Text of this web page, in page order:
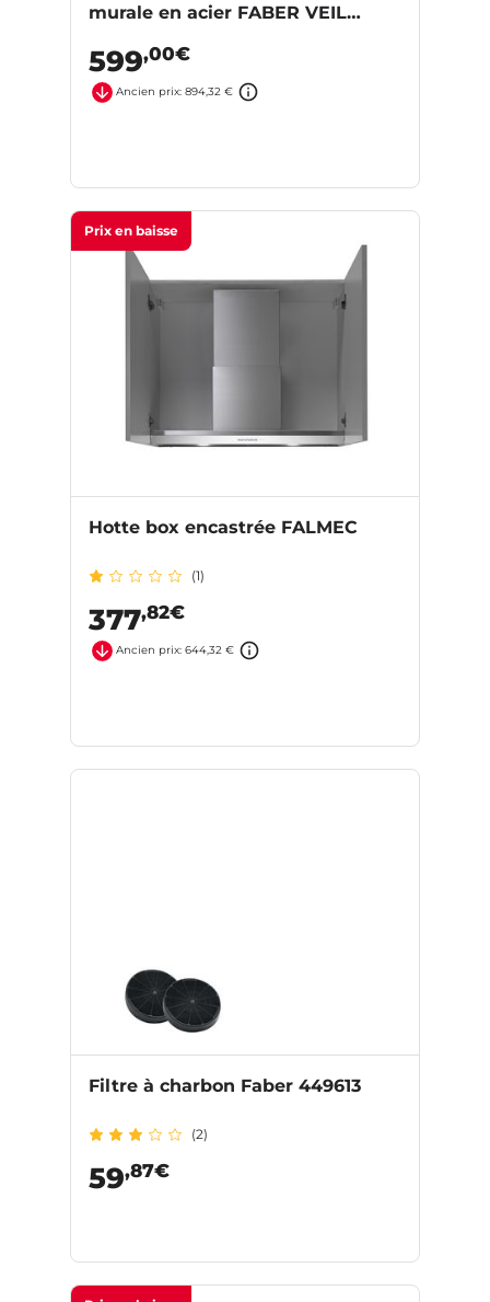
murale en acier FABER VEIL
599,00€
Ancien prix: 894,32 €
Prix en baisse
Hotte box encastrée FALMEC
(1)
377,82€
Ancien prix: 644,32 €
Filtre à charbon Faber 449613
(2)
59,87€